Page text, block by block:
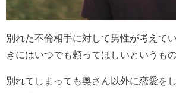
別れた不倫相手に対して男性が考えて
きにはいつでも頼ってほしいというも
別れてしまっても奥さん以外に恋愛を